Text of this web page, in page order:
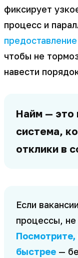
фиксирует
процесс и
чтобы не
навести
Найм — это
система,
отклики в
Если
процессы, не
быстрее —